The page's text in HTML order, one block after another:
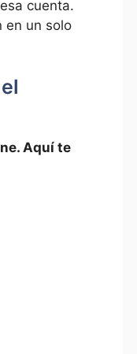
cuenta.
en un ⁢solo
Aquí te